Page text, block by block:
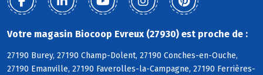
Votre magasin Biocoop Evreux (27930) est proche de :
27190 Burey, 27190 Champ-Dolent, 27190 Conches-en-Ouche,
27190 Emanville, 27190 Faverolles-la-Campagne, 27190 Ferrières-